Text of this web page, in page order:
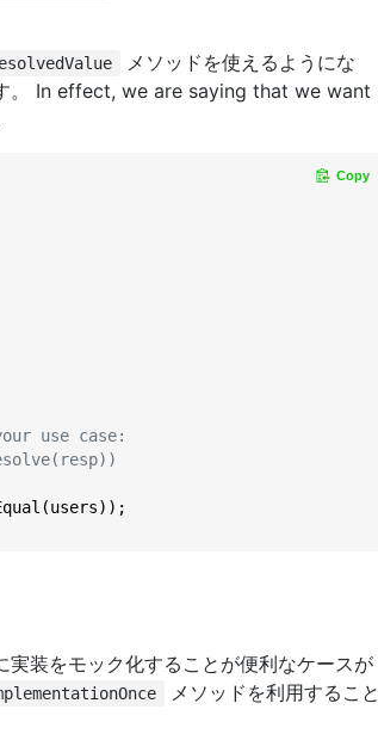
メソッドを使えるようにな
。 In effect, we are saying that we want
use case:
Copy
装をモック化することが便利なケースが
メソッドを利用すること